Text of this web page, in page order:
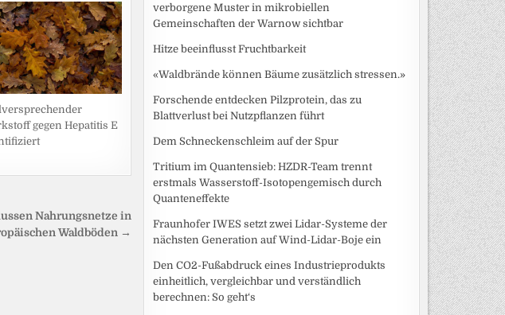
gegen Hepatitis E
Nahrungsnetze in
Waldböden →
verborgene Muster in mikrobiellen
Gemeinschaften der Warnow sichtbar
Hitze beeinflusst Fruchtbarkeit
«Waldbrände können Bäume zusätzlich stressen.»
Forschende entdecken Pilzprotein, das zu
Blattverlust bei Nutzpflanzen führt
Dem Schneckenschleim auf der Spur
Tritium im Quantensieb: HZDR-Team trennt
erstmals Wasserstoff-Isotopengemisch durch
Quanteneffekte
Fraunhofer IWES setzt zwei Lidar-Systeme der
nächsten Generation auf Wind-Lidar-Boje ein
Den CO2-Fußabdruck eines Industrieprodukts
einheitlich, vergleichbar und verständlich
berechnen: So geht‘s